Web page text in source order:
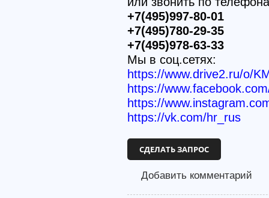
+7(495)997-80-01
+7(495)780-29-35
+7(495)978-63-33
Мы в соц.сетях:
https://www.drive2.ru/o/
https://
https://
https://vk.com/hr_rus
СДЕЛАТЬ ЗАПРОС
Добавить комментарий